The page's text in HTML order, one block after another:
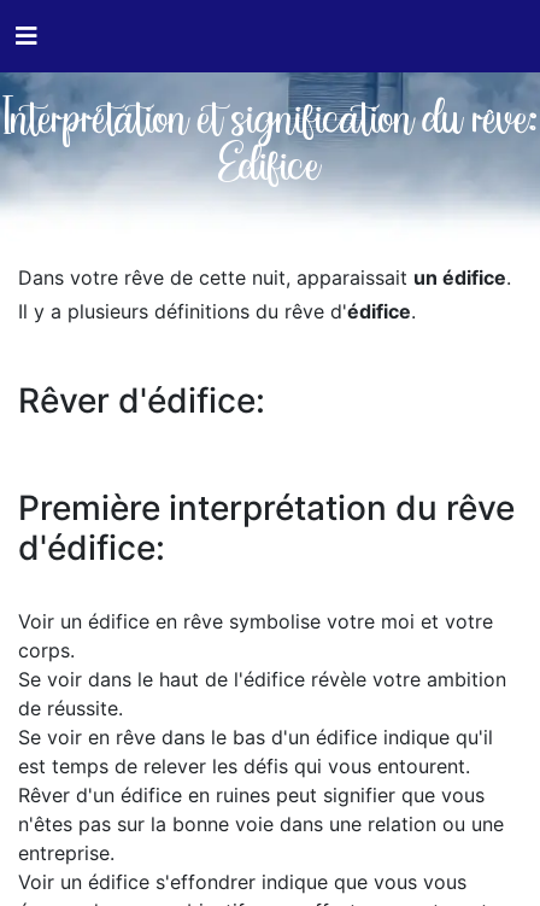
Interprétation et signification du rêve:
Edifice
Dans votre rêve de cette nuit, apparaissait un édifice.
Il y a plusieurs définitions du rêve d'édifice.
Rêver d'édifice:
Première interprétation du rêve
d'édifice:
Voir un édifice en rêve symbolise votre moi et votre
corps.
Se voir dans le haut de l'édifice révèle votre ambition
de réussite.
Se voir en rêve dans le bas d'un édifice indique qu'il
est temps de relever les défis qui vous entourent.
Rêver d'un édifice en ruines peut signifier que vous
n'êtes pas sur la bonne voie dans une relation ou une
entreprise.
Voir un édifice s'effondrer indique que vous vous